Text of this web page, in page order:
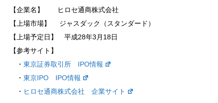
【企業名】 ヒロセ通商株式会社
【上場市場】 ジャスダック（スタンダード）
【上場予定日】 平成28年3月18日
【参考サイト】
・ 東京証券取引所 IPO情報
・ 東京IPO IPO情報
・ ヒロセ通商株式会社 企業サイト